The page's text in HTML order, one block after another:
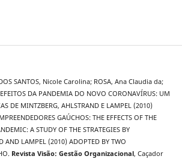
SANTOS, Nicole Carolina; ROSA, Ana Claudia da;
DA PANDEMIA DO NOVO CORONAVÍRUS: UM
DE MINTZBERG, AHLSTRAND E LAMPEL (2010)
GAÚCHOS: THE EFFECTS OF THE
A STUDY OF THE STRATEGIES BY
AND LAMPEL (2010) ADOPTED BY TWO
Revista Visão: Gestão Organizacional, Caçador